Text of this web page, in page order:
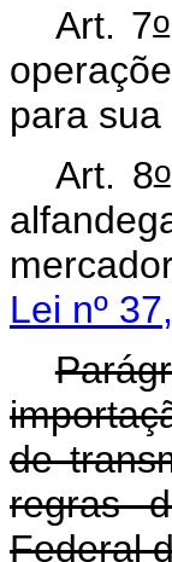
Art. 7o
para sua
Art. 8o
Lei nº
de
regras
Federal